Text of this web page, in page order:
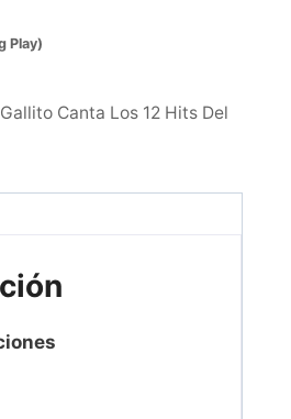
Play)
Canta Los 12 Hits Del